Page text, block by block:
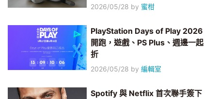
2026/05/28 by 蜜柑
PlayStation Days of Play 2026
開跑，遊戲、PS Plus、週邊一起
折
2026/05/28 by編輯室
Spotify 與 Netflix 首次聯手簽下